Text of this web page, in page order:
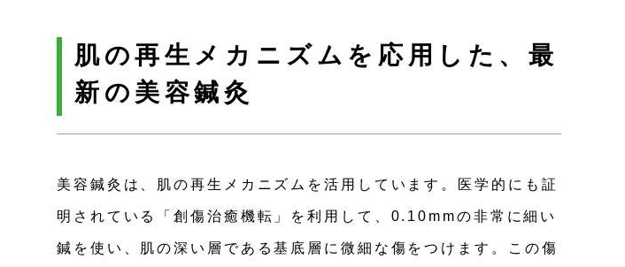
肌の再生メカニズムを応用した、 最
新の美容鍼灸
美容鍼灸は、肌の再生メカニズムを活用しています。医学的にも証
明されている「創傷治癒機転」を利用して、0.10mmの非常に細い
鍼を使い、肌の深い層である基底層に微細な傷をつけます。この傷